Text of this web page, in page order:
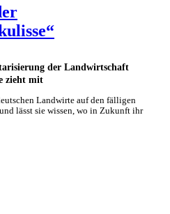
der Landwirtschaft
zieht mit
Landwirte auf den fälligen
lässt sie wissen, wo in Zukunft ihr